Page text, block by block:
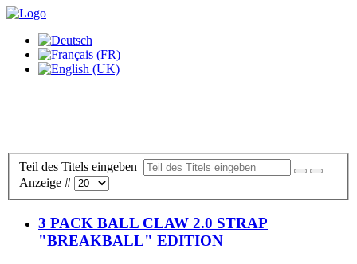
Teil des Titels eingeben
Anzeige #
3 PACK BALL CLAW 2.0 STRAP
"BREAKBALL" EDITION